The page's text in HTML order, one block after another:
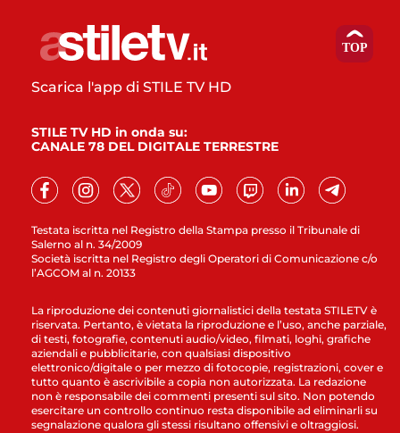
Testata iscritta nel Registro della Stampa presso il Tribunale di
Salerno al n. 34/2009
Società iscritta nel Registro degli Operatori di Comunicazione c/o
l’AGCOM al n. 20133
Scarica l'app di STILE TV HD
STILE TV HD in onda su:
CANALE 78 DEL DIGITALE TERRESTRE
La riproduzione dei contenuti giornalistici della testata STILETV è
riservata. Pertanto, è vietata la riproduzione e l’uso, anche parziale,
di testi, fotografie, contenuti audio/video, filmati, loghi, grafiche
aziendali e pubblicitarie, con qualsiasi dispositivo
elettronico/digitale o per mezzo di fotocopie, registrazioni, cover e
tutto quanto è ascrivibile a copia non autorizzata. La redazione
non è responsabile dei commenti presenti sul sito. Non potendo
esercitare un controllo continuo resta disponibile ad eliminarli su
segnalazione qualora gli stessi risultano offensivi e oltraggiosi.